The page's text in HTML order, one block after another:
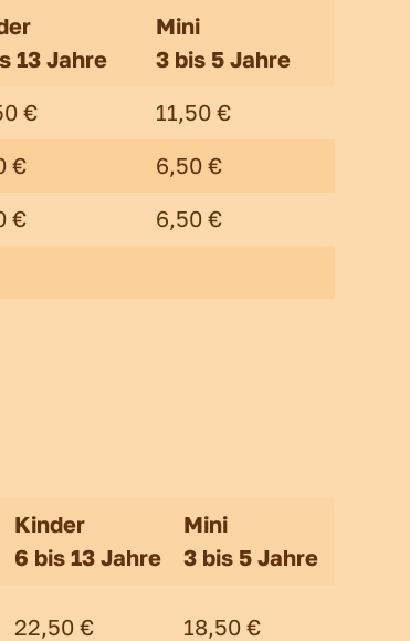
13 Jahre
Mini
3 bis 5 Jahre
€
11,50 €
€
6,50 €
€ 6,50 €
Kinder
6 bis 13 Jahre
Mini
3 bis 5 Jahre
22,50 € 18,50 €